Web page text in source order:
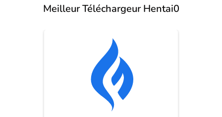
Meilleur Téléchargeur Hentai0